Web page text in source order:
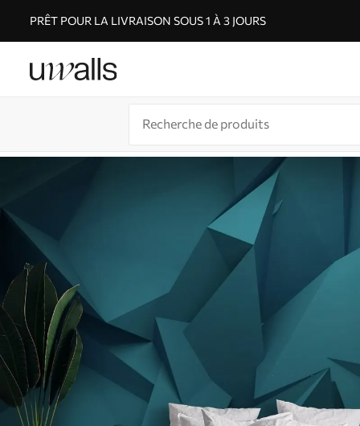
PRÊT POUR LA LIVRAISON SOUS 1 À 3 JOURS